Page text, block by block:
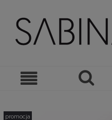
promocja